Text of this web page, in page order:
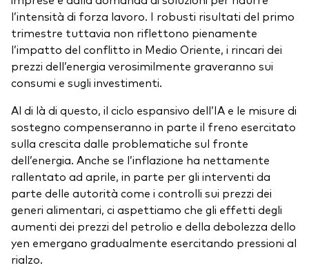
l’intensità di forza lavoro. I robusti risultati del primo
trimestre tuttavia non riflettono pienamente
l’impatto del conflitto in Medio Oriente, i rincari dei
prezzi dell’energia verosimilmente graveranno sui
consumi e sugli investimenti.
Al di là di questo, il ciclo espansivo dell’IA e le misure di
sostegno compenseranno in parte il freno esercitato
sulla crescita dalle problematiche sul fronte
dell’energia. Anche se l’inflazione ha nettamente
rallentato ad aprile, in parte per gli interventi da
parte delle autorità come i controlli sui prezzi dei
generi alimentari, ci aspettiamo che gli effetti degli
aumenti dei prezzi del petrolio e della debolezza dello
yen emergano gradualmente esercitando pressioni al
rialzo.